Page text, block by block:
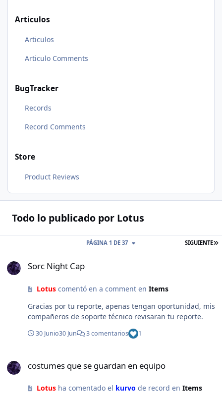
Articulos
Articulos
Articulo Comments
BugTracker
Records
Record Comments
Store
Product Reviews
Todo lo publicado por Lotus
SIGUIENTE
PÁGINA 1 DE 37
Sorc Night Cap
Lotuscomentó en a comment en Items
Gracias por tu reporte, apenas tengan oportunidad, mis
compañeros de soporte técnico revisaran tu reporte.
30 Junio30 Jun 3 comentarios 1
costumes que se guardan en equipo
Lotusha comentado el kurvo de record en Items